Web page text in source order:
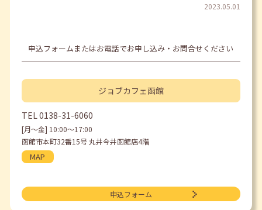
2023.05.01
申込フォームまたはお電話でお申し込み・お問合せください
ジョブカフェ函館
TEL 0138-31-6060
[月〜金] 10:00〜17:00
函館市本町32番15号 丸井今井函館店4階
MAP
申込フォーム